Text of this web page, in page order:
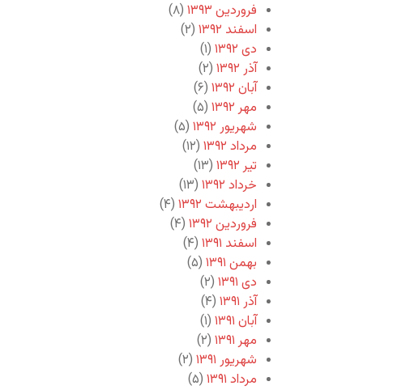
فروردین ۱۳۹۳
(۸)
اسفند ۱۳۹۲
(۲)
دی ۱۳۹۲
(۱)
آذر ۱۳۹۲
(۲)
آبان ۱۳۹۲
(۶)
مهر ۱۳۹۲
(۵)
شهریور ۱۳۹۲
(۵)
مرداد ۱۳۹۲
(۱۲)
تیر ۱۳۹۲
(۱۳)
خرداد ۱۳۹۲
(۱۳)
اردیبهشت ۱۳۹۲
(۴)
فروردین ۱۳۹۲
(۴)
اسفند ۱۳۹۱
(۴)
بهمن ۱۳۹۱
(۵)
دی ۱۳۹۱
(۲)
آذر ۱۳۹۱
(۴)
آبان ۱۳۹۱
(۱)
مهر ۱۳۹۱
(۲)
شهریور ۱۳۹۱
(۲)
مرداد ۱۳۹۱
(۵)